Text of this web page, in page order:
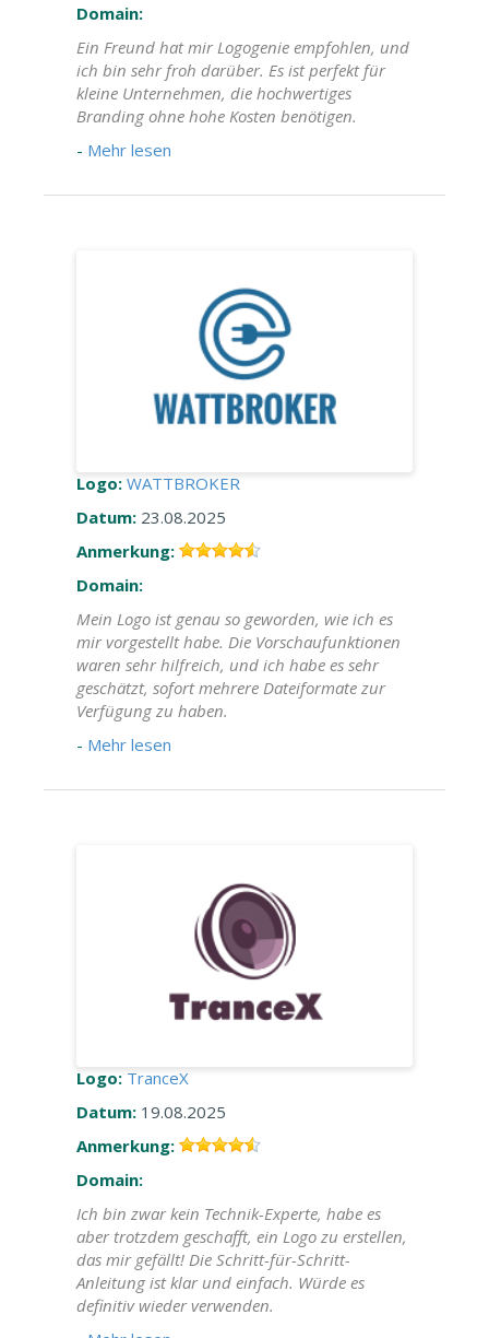
Domain:
Ein Freund hat mir Logogenie empfohlen, und
ich bin sehr froh darüber. Es ist perfekt für
kleine Unternehmen, die hochwertiges
Branding ohne hohe Kosten benötigen.
- Mehr lesen
Logo: WATTBROKER
Datum: 23.08.2025
Anmerkung:
Domain:
Mein Logo ist genau so geworden, wie ich es
mir vorgestellt habe. Die Vorschaufunktionen
waren sehr hilfreich, und ich habe es sehr
geschätzt, sofort mehrere Dateiformate zur
Verfügung zu haben.
- Mehr lesen
Logo: TranceX
Datum: 19.08.2025
Anmerkung:
Domain:
Ich bin zwar kein Technik-Experte, habe es
aber trotzdem geschafft, ein Logo zu erstellen,
das mir gefällt! Die Schritt-für-Schritt-
Anleitung ist klar und einfach. Würde es
definitiv wieder verwenden.